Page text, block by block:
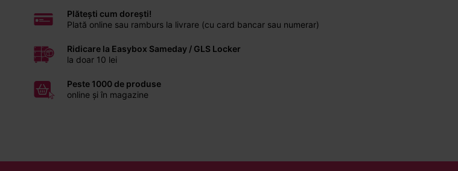
Plătești cum dorești!
Plată online sau ramburs la livrare (cu card bancar sau numerar)
Ridicare la Easybox Sameday / GLS Locker
la doar 10 lei
Peste 1000 de produse
online și în magazine